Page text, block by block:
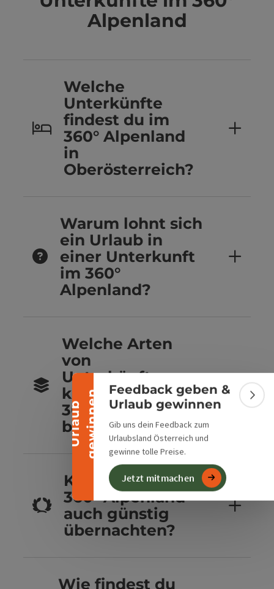
U
r
l
a
u
b
g
e
w
i
n
n
en
Banner einklappen
Feedback geben &
Urlaub gewinnen
Gib uns dein Feedback zum
Urlaubsland Österreich und
gewinne tolle Preise.
Jetzt mitmachen
Alpenland
Welche
Unterkünfte
findest du im
360° Alpenland
in
Oberösterreich?
Warum lohnt sich
ein Urlaub in
einer Unterkunft
im 360°
Alpenland?
Welche Arten
von
Unterkünften
kannst du im
360° Alpenland
buchen?
Kannst du im
360° Alpenland
auch günstig
übernachten?
Wie findest du